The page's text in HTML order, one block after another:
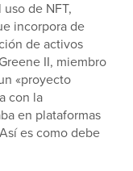
de NFT,
incorpora de
de activos
II, miembro
«proyecto
con la
en plataformas
es como debe